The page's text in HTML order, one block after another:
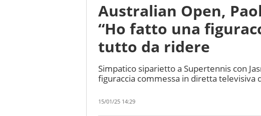
Australian Open,
“Ho fatto una
tutto da ridere
Simpatico siparietto a Supertennis con
figuraccia commessa in diretta televisiva
15/01/25 14:29